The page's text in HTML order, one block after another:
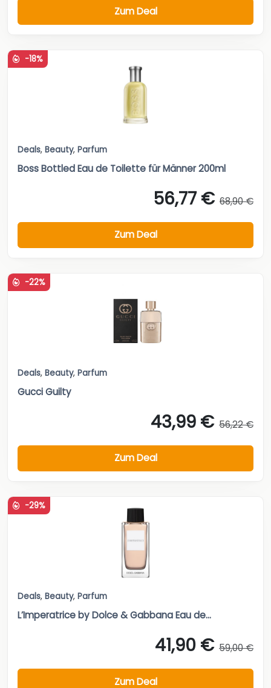
Zum Deal
-18%
Deals, Beauty, Parfum
Boss Bottled Eau de Toilette für Männer 200ml
56,77 € 68,90 €
Zum Deal
-22%
Deals, Beauty, Parfum
Gucci Guilty
43,99 € 56,22 €
Zum Deal
-29%
Deals, Beauty, Parfum
L’Imperatrice by Dolce & Gabbana Eau de...
41,90 € 59,00 €
Zum Deal